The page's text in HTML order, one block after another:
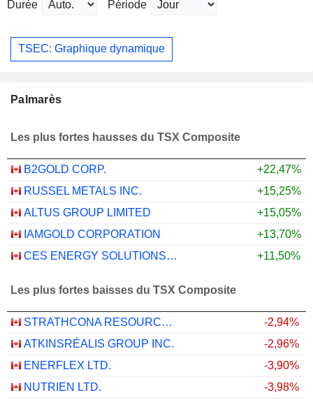
Durée Période
TSEC: Graphique dynamique
Palmarès
Les plus fortes hausses du TSX Composite
B2GOLD CORP.
+22,47%
RUSSEL METALS INC.
+15,25%
ALTUS GROUP LIMITED
+15,05%
IAMGOLD CORPORATION
+13,70%
CES ENERGY SOLUTIONS CORP.
+11,50%
Les plus fortes baisses du TSX Composite
STRATHCONA RESOURCES LTD.
-2,94%
ATKINSRÉALIS GROUP INC.
-2,96%
ENERFLEX LTD.
-3,90%
NUTRIEN LTD.
-3,98%